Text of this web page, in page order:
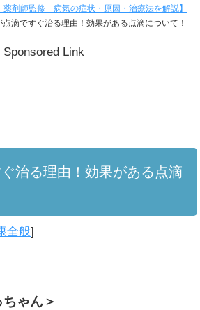
薬剤師監修 病気の症状・原因・治療法を解説】
点滴ですぐ治る理由！効果がある点滴について！
Sponsored Link
治る理由！効果がある点滴
全般]
ゃん＞